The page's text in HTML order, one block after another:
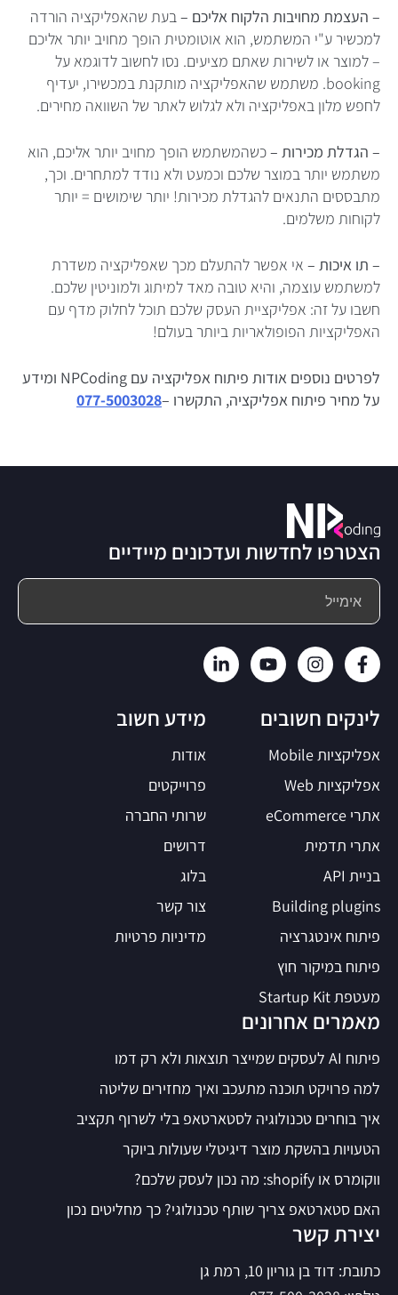
– העצמת מחויבות הלקוח אליכם –בעת שהאפליקציה הורדה
למכשיר ע"י המשתמש, הוא אוטומטית הופך מחויב יותר אליכם
– למוצר או לשירות שאתם מציעים. נסו לחשוב לדוגמא על
booking. משתמש שהאפליקציה מותקנת במכשירו, יעדיף
לחפש מלון באפליקציה ולא לגלוש לאתר של השוואה מחירים.
– הגדלת מכירות –כשהמשתמש הופך מחויב יותר אליכם, הוא
משתמש יותר במוצר שלכם וכמעט ולא נודד למתחרים. וכך,
מתבססים התנאים להגדלת מכירות! יותר שימושים = יותר
לקוחות משלמים.
– תו איכות – אי אפשר להתעלם מכך שאפליקציה משדרת
למשתמש עוצמה, והיא טובה מאד למיתוג ולמוניטין שלכם.
חשבו על זה: אפליקציית העסק שלכם תוכל לחלוק מדף עם
האפליקציות הפופולאריות ביותר בעולם!
לפרטים נוספים אודות פיתוח אפליקציה עם NPCoding ומידע
על מחיר פיתוח אפליקציה, התקשרו –077-5003028
הצטרפו לחדשות ועדכונים מיידיים
מידע חשוב
אודות
פרוייקטים
שרותי החברה
דרושים
בלוג
צור קשר
מדיניות פרטיות
מאמרים אחרונים
פיתוח AI לעסקים שמייצר תוצאות ולא רק דמו
למה פרויקט תוכנה מתעכב ואיך מחזירים שליטה
איך בוחרים טכנולוגיה לסטארטאפ בלי לשרוף תקציב
הטעויות בהשקת מוצר דיגיטלי שעולות ביוקר
ווקומרס או shopify: מה נכון לעסק שלכם?
האם סטארטאפ צריך שותף טכנולוגי? כך מחליטים נכון
לינקים חשובים
אפליקציות Mobile
אפליקציות Web
אתרי eCommerce
אתרי תדמית
בניית API
Building plugins
פיתוח אינטגרציה
פיתוח במיקור חוץ
מעטפת Startup Kit
יצירת קשר
כתובת: דוד בן גוריון 10, רמת גן